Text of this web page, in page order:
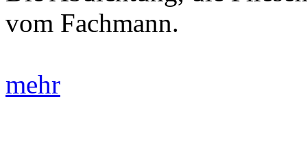
vom Fachmann.
mehr